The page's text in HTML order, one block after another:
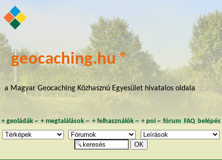
geocaching.hu ®
a Magyar Geocaching Közhasznú Egyesület hivatalos oldala
+ geoládák~ +megtalálások ~ + felhasználók~ + poi~ fórum FAQ belépés